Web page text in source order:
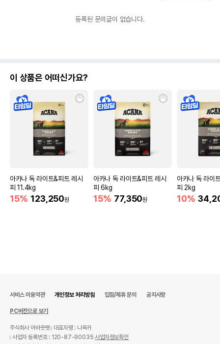
등록된 문의글이 없습니다.
이 상품은 어떠신가요?
아카나 독 라이트&피트 레시
피 11.4kg
15% 123,250원
아카나 독 라이트&피트 레시
피 6kg
15% 77,350원
아카나 독 라이
피 2kg
10%
서비스 이용약관 개인정보 처리방침 입점/제휴 문의 공지사항
PC버전으로 보기
주식회사 어바웃펫
대표자명 : 나옥귀
사업자 등록번호 : 120-87-90035사업자정보확인